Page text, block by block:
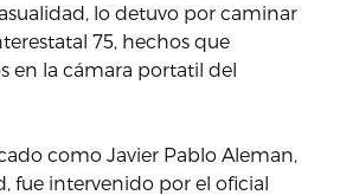
lo detuvo por caminar
75, hechos que
en la cámara portatil del
como Javier Pablo Aleman,
fue intervenido por el oficial